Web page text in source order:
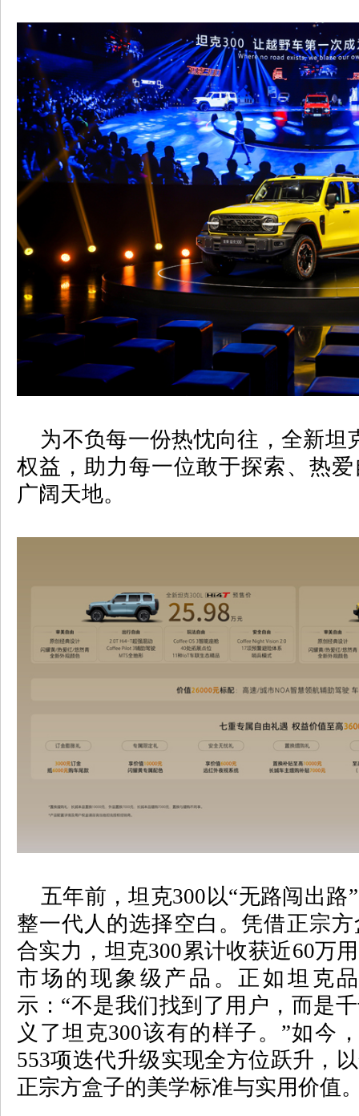
为不负每一份热忱向往，全新坦
权益，助力每一位敢于探索、热
广阔天地。
五年前，坦克300以“无路闯出路”
整一代人的选择空白。凭借正宗
合实力，坦克300累计收获近60万
市场的现象级产品。正如坦克
示： “不是我们找到了用户，而是
义了坦克300该有的样子。 ”如今
553项迭代升级实现全方位跃升，
正宗方盒子的美学标准与实用价值